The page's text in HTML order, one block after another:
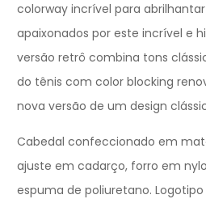
colorway incrível para
apaixonados por este incrível e
versão retrô combina tons
do tênis com color blocking
nova versão de um design
Cabedal confeccionado em
ajuste em cadarço, forro em
espuma de poliuretano. Logotipo